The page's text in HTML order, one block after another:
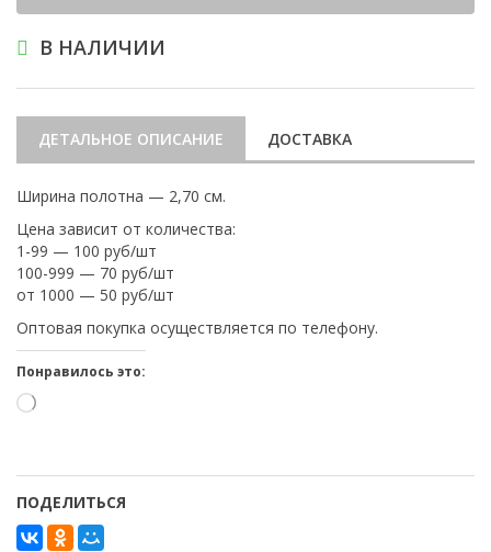
В НАЛИЧИИ
ДЕТАЛЬНОЕ ОПИСАНИЕ ДОСТАВКА
Ширина полотна — 2,70 см.
Цена зависит от количества:
1-99 — 100 руб/шт
100-999 — 70 руб/шт
от 1000 — 50 руб/шт
Оптовая покупка осуществляется по телефону.
Понравилось это:
Загрузка…
ПОДЕЛИТЬСЯ